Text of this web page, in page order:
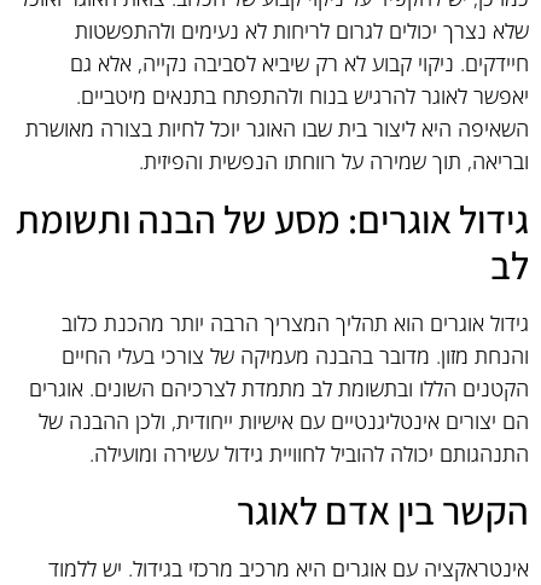
שלא נצרך יכולים לגרום לריחות לא נעימים ולהתפשטות
חיידקים. ניקוי קבוע לא רק שיביא לסביבה נקייה, אלא גם
יאפשר לאוגר להרגיש בנוח ולהתפתח בתנאים מיטביים.
השאיפה היא ליצור בית שבו האוגר יוכל לחיות בצורה מאושרת
ובריאה, תוך שמירה על רווחתו הנפשית והפיזית.
גידול אוגרים: מסע של הבנה ותשומת
לב
גידול אוגרים הוא תהליך המצריך הרבה יותר מהכנת כלוב
והנחת מזון. מדובר בהבנה מעמיקה של צורכי בעלי החיים
הקטנים הללו ובתשומת לב מתמדת לצרכיהם השונים. אוגרים
הם יצורים אינטליגנטיים עם אישיות ייחודית, ולכן ההבנה של
התנהגותם יכולה להוביל לחוויית גידול עשירה ומועילה.
הקשר בין אדם לאוגר
אינטראקציה עם אוגרים היא מרכיב מרכזי בגידול. יש ללמוד